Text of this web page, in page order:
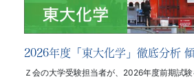
2026年度「東大化学」徹底分析
Ｚ会の大学受験担当者が、2026年度前期試